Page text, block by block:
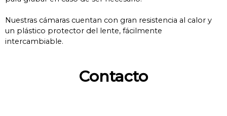
Nuestras cámaras cuentan con gran resistencia al calor y
un plástico protector del lente, fácilmente
intercambiable.
Contacto